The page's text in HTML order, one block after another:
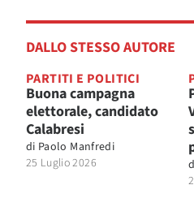
DALLO STESSO AUTORE
PARTITI E POLITICI
Buona campagna
elettorale, candidato
Calabresi
di Paolo Manfredi
25 Luglio 2026